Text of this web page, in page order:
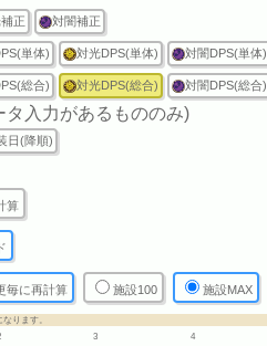
正 対闇補正
単体) 対光DPS(単体) 対闇DPS(単体)
総合) 対光DPS(総合) 対闇DPS(総合)
入力があるもののみ)
日(降順)
算
毎に再計算 施設100 施設MAX
ります。
3 4